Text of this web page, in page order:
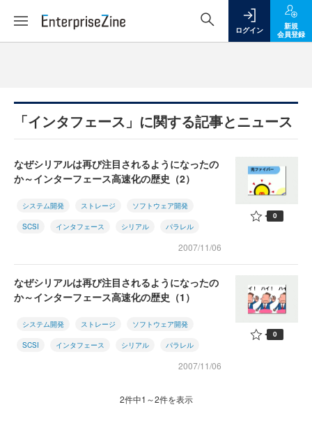
ログイン
新規
会員登録
「インタフェース」に関する記事とニュース
なぜシリアルは再び注目されるようになったの
か～インターフェース高速化の歴史（2）
システム開発 ストレージ ソフトウェア開発
SCSI インタフェース シリアル パラレル
2007/11/06
0
なぜシリアルは再び注目されるようになったの
か～インターフェース高速化の歴史（1）
システム開発 ストレージ ソフトウェア開発
SCSI インタフェース シリアル パラレル
2007/11/06
0
2件中1～2件を表示